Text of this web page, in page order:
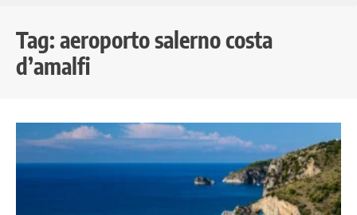
Tag: aeroporto salerno costa
d’amalfi